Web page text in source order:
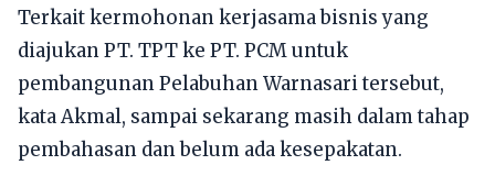
Terkait kermohonan kerjasama bisnis yang
diajukan PT. TPT ke PT. PCM untuk
pembangunan Pelabuhan Warnasari tersebut,
kata Akmal, sampai sekarang masih dalam tahap
pembahasan dan belum ada kesepakatan.